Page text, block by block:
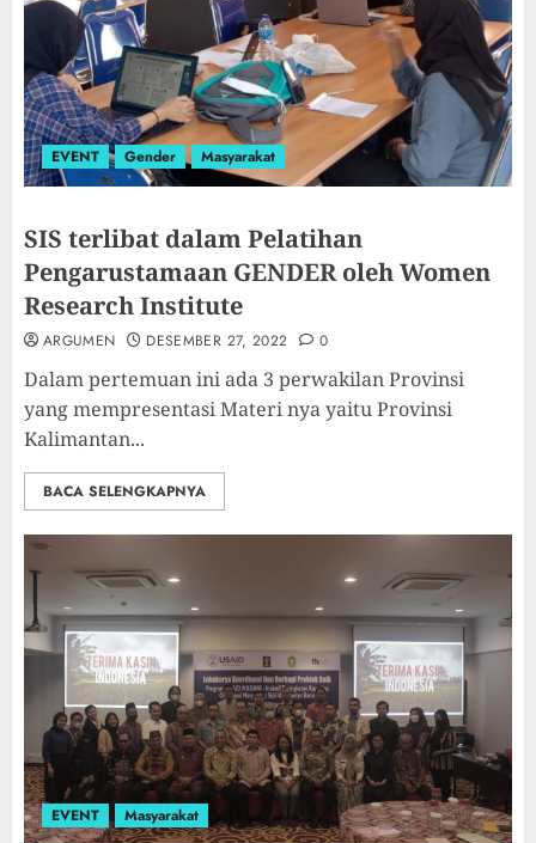
EVENT Gender Masyarakat
SIS terlibat dalam Pelatihan
Pengarustamaan GENDER oleh Women
Research Institute
ARGUMEN DESEMBER 27, 2022 0
Dalam pertemuan ini ada 3 perwakilan Provinsi
yang mempresentasi Materi nya yaitu Provinsi
Kalimantan...
BACA SELENGKAPNYA
EVENT Masyarakat